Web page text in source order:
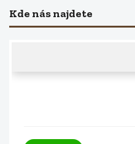
Kde nás najdete